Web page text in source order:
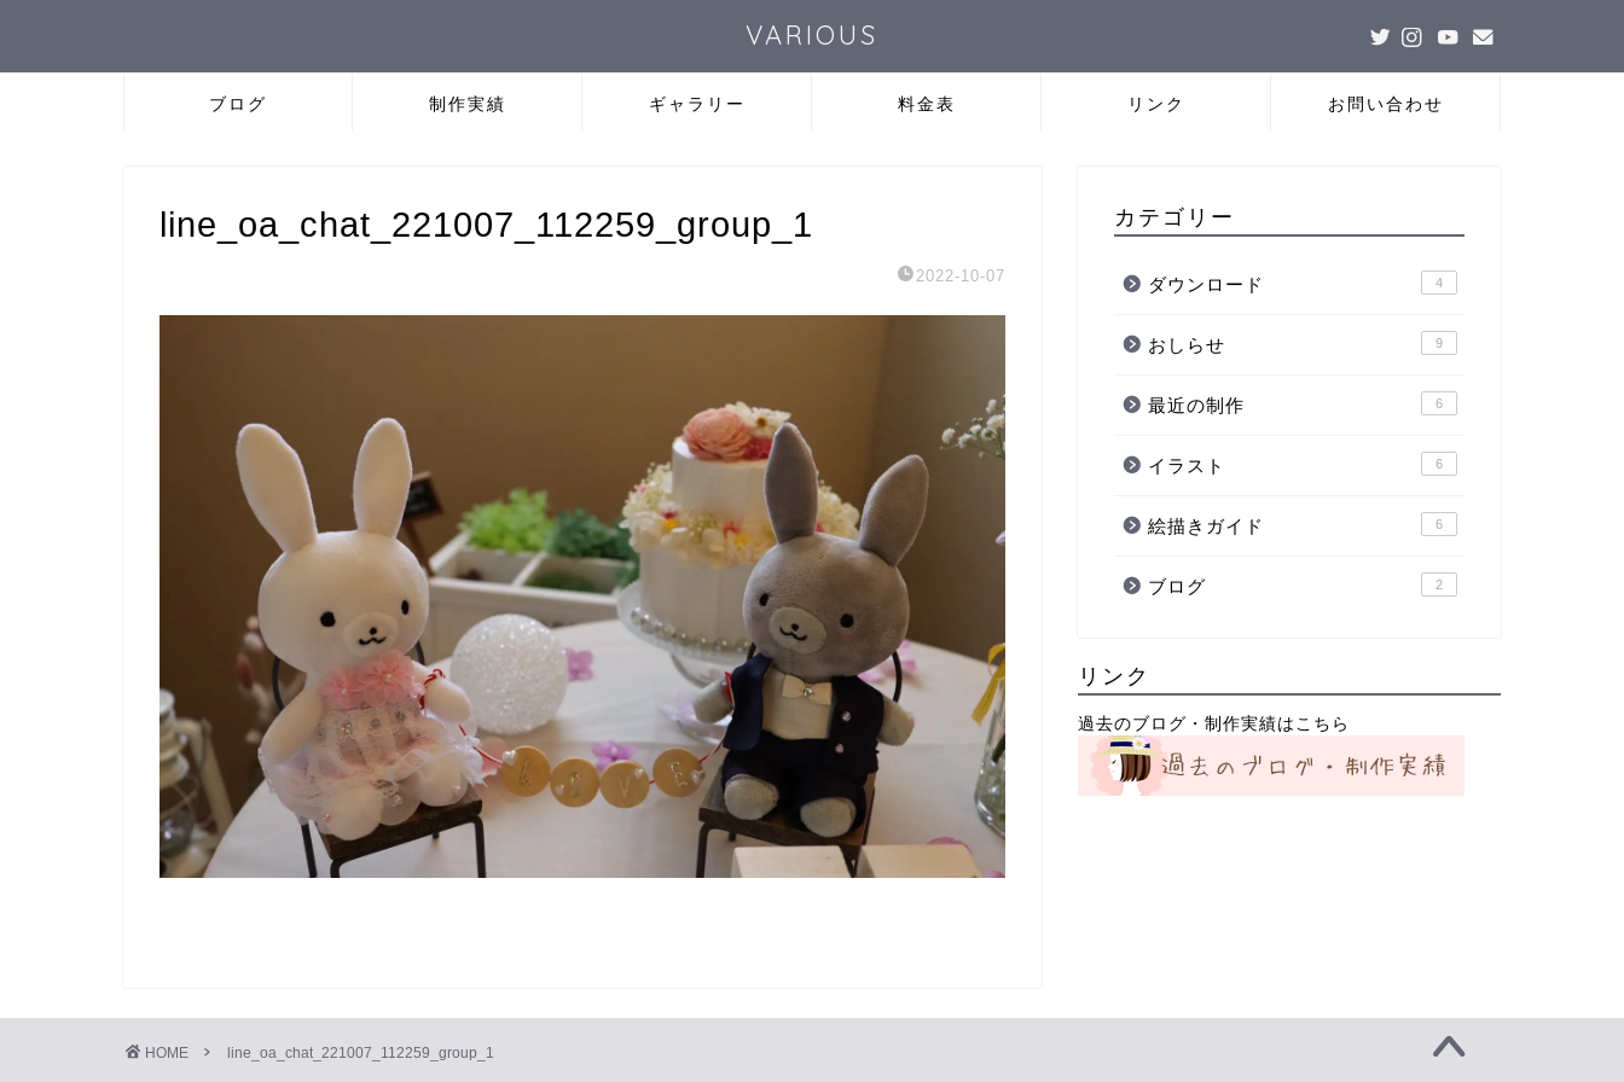
VARIOUS
ブログ 制作実績 ギャラリー 料金表 リンク お問い合わせ
line_oa_chat_221007_112259_group_1
2022-10-07
カテゴリー
ダウンロード 4
おしらせ 9
最近の制作 6
イラスト 6
絵描きガイド 6
ブログ 2
リンク
過去のブログ・制作実績はこちら
HOME line_oa_chat_221007_112259_group_1